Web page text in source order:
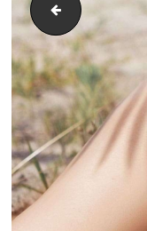
image-71